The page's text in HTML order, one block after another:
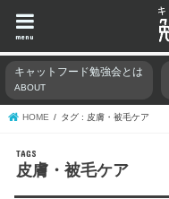
menu
キャットフード勉強会とは
ABOUT
HOME タグ : 皮膚・被毛ケア
皮膚・被毛ケア